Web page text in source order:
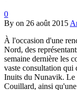
0
By on 26 août 2015
À l'occasion d'une
Nord, des
semaine dernière les
vaste consultation
Inuits du Nunavik. Le
Couillard, ainsi